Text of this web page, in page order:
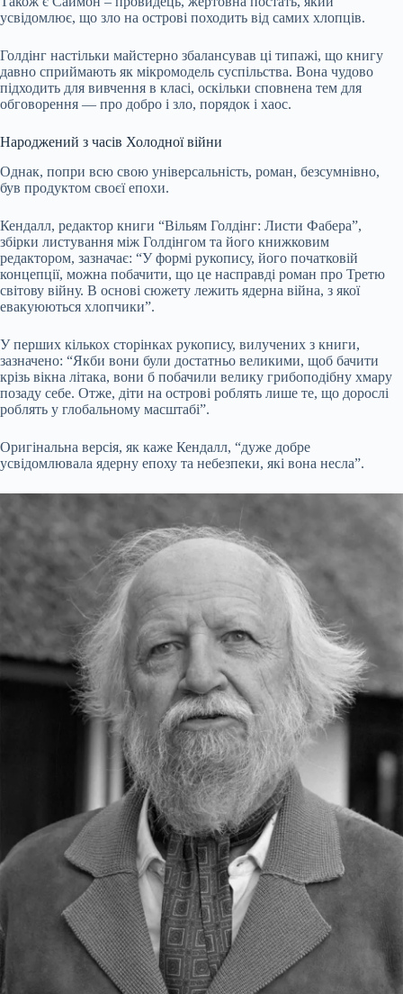
усвідомлює, що зло на острові походить від самих хлопців.
Голдінг настільки майстерно збалансував ці типажі, що книгу
давно сприймають як мікромодель суспільства. Вона чудово
підходить для вивчення в класі, оскільки сповнена тем для
обговорення — про добро і зло, порядок і хаос.
Народжений з часів Холодної війни
Однак, попри всю свою універсальність, роман, безсумнівно,
був продуктом своєї епохи.
Кендалл, редактор книги “Вільям Голдінг: Листи Фабера”,
збірки листування між Голдінгом та його книжковим
редактором, зазначає: “У формі рукопису, його початковій
концепції, можна побачити, що це насправді роман про Третю
світову війну. В основі сюжету лежить ядерна війна, з якої
евакуюються хлопчики”.
У перших кількох сторінках рукопису, вилучених з книги,
зазначено: “Якби вони були достатньо великими, щоб бачити
крізь вікна літака, вони б побачили велику грибоподібну хмару
позаду себе. Отже, діти на острові роблять лише те, що дорослі
роблять у глобальному масштабі”.
Оригінальна версія, як каже Кендалл, “дуже добре
усвідомлювала ядерну епоху та небезпеки, які вона несла”.